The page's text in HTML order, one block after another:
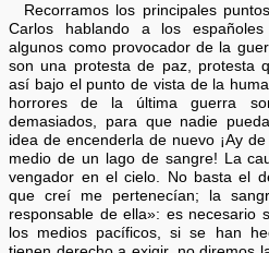
Recorramos los principales
Carlos hablando a los
algunos como provocador de la
son una protesta de paz, protesta
así bajo el punto de vista de la
horrores de la última guerra
demasiados, para que nadie
idea de encenderla de nuevo ¡Ay
medio de un lago de sangre! La
vengador en el cielo. No basta el
que creí me pertenecían; la
responsable de ella»: es necesario
los medios pacíficos, si se han